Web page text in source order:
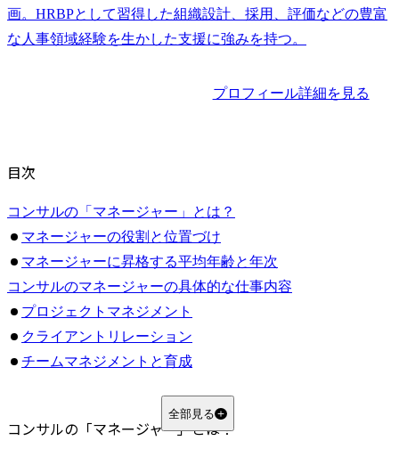
画。HRBPとして習得した組織設計、採用、評価などの豊富
な人事領域経験を生かした支援に強みを持つ。
プロフィール詳細を見る
目次
コンサルの「マネージャー」とは？
マネージャーの役割と位置づけ
マネージャーに昇格する平均年齢と年次
コンサルのマネージャーの具体的な仕事内容
プロジェクトマネジメント
クライアントリレーション
チームマネジメントと育成
コンサルのマネージャーの年収レンジ
全部見る
コンサルの「マネージャー」とは？